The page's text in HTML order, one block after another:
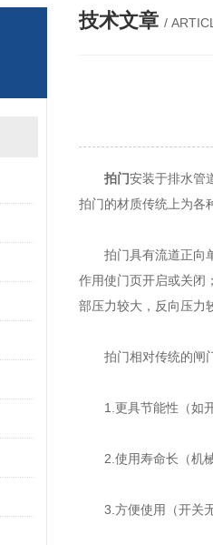
技术文章 /
拍门安装于排水管
拍门的材质传统上为各
拍门具有流道正向单
作用使门页开启或关闭
部压力较大，反向压力
拍门相对传统的闸
1.更具节能性（如开
2.使用寿命长（机械
3.方便使用（开关无